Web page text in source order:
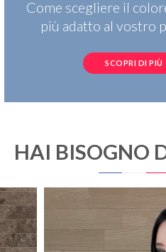
Come scegliere il
più adatto al vostro
SCOPRI DI PIÙ
HAI BISOGNO